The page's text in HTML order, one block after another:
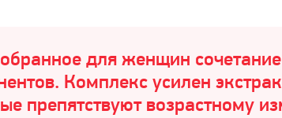
для женщин
Комплекс усилен
препятствуют возрастному